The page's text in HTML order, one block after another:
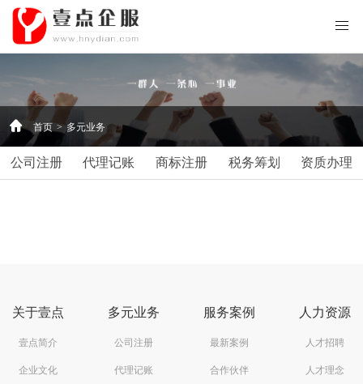
首页 > 多元业务
公司注册 代理记账 商标注册 税务筹划 资质办理
关于壹点
壹点简介
企业文化
多元业务
公司注册
代理记账
服务案例
最新案例
合作伙伴
人力资源
人才招聘
人才理念